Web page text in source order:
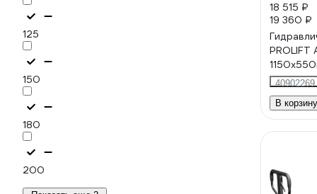
125
150
180
200
18 515 ₽
19 360 ₽
PROLIFT
цвет
40902269
В корзину